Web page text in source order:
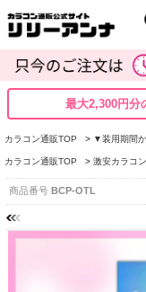
最大2,300円分
カラコン通販TOP ▼装用期間
カラコン通販TOP 激安カラコ
商品番号 BCP-OTL